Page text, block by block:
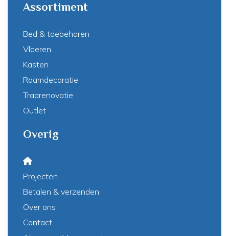
Assortiment
Bed & toebehoren
Vloeren
Kasten
Raamdecoratie
Traprenovatie
Outlet
Overig
Projecten
Betalen & verzenden
Over ons
Contact